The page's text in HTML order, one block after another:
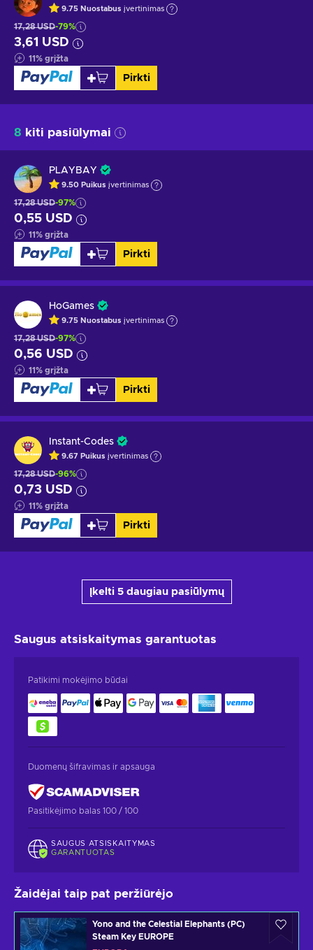
9.75 Nuostabus įvertinimas
17,28 USD-79%
3,61 USD
11% grįžta
Pirkti
8 kiti pasiūlymai
PLAYBAY
9.50 Puikus įvertinimas
17,28 USD-97%
0,55 USD
11% grįžta
Pirkti
HoGames
9.75 Nuostabus įvertinimas
17,28 USD-97%
0,56 USD
11% grįžta
Pirkti
Instant-Codes
9.67 Puikus įvertinimas
17,28 USD-96%
0,73 USD
11% grįžta
Pirkti
Įkelti 5 daugiau pasiūlymų
Saugus atsiskaitymas garantuotas
Patikimi mokėjimo būdai
Duomenų šifravimas ir apsauga
Pasitikėjimo balas 100 / 100
SAUGUS ATSISKAITYMAS
GARANTUOTAS
Žaidėjai taip pat peržiūrėjo
Yono and the Celestial Elephants (PC)
Steam Key EUROPE